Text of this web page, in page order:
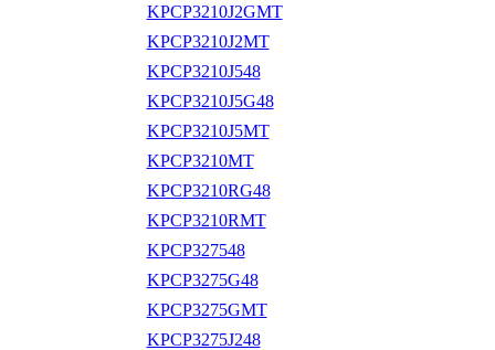
KPCP3210J2GMT
KPCP3210J2MT
KPCP3210J548
KPCP3210J5G48
KPCP3210J5MT
KPCP3210MT
KPCP3210RG48
KPCP3210RMT
KPCP327548
KPCP3275G48
KPCP3275GMT
KPCP3275J248